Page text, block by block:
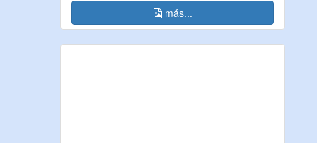
más...